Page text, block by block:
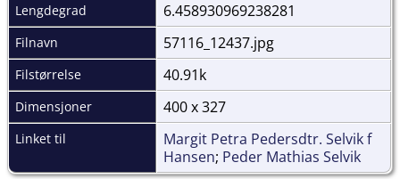
Lengdegrad 6.458930969238281
Filnavn 57116_12437.jpg
Filstørrelse 40.91k
Dimensjoner 400 x 327
Linket til
Margit Petra Pedersdtr. Selvik f
Hansen; Peder Mathias Selvik